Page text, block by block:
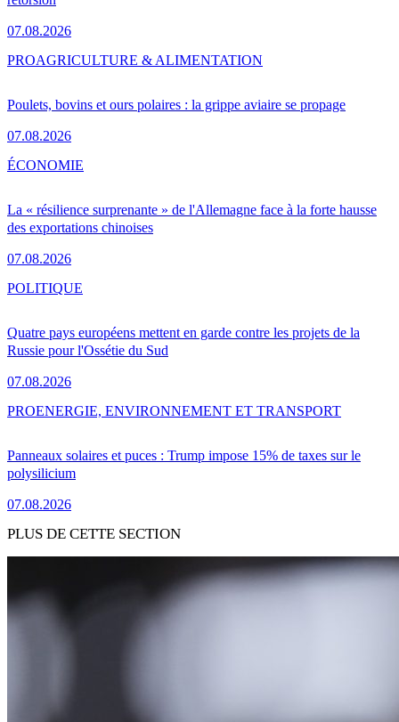
07.08.2026
Poulets, bovins et ours polaires : la grippe aviaire se propage
07.08.2026
PROAGRICULTURE & ALIMENTATION
La « résilience surprenante » de l'Allemagne face à la forte hausse
des exportations chinoises
07.08.2026
ÉCONOMIE
Quatre pays européens mettent en garde contre les projets de la
Russie pour l'Ossétie du Sud
07.08.2026
POLITIQUE
Panneaux solaires et puces : Trump impose 15% de taxes sur le
polysilicium
07.08.2026
PROENERGIE, ENVIRONNEMENT ET TRANSPORT
PLUS DE CETTE SECTION